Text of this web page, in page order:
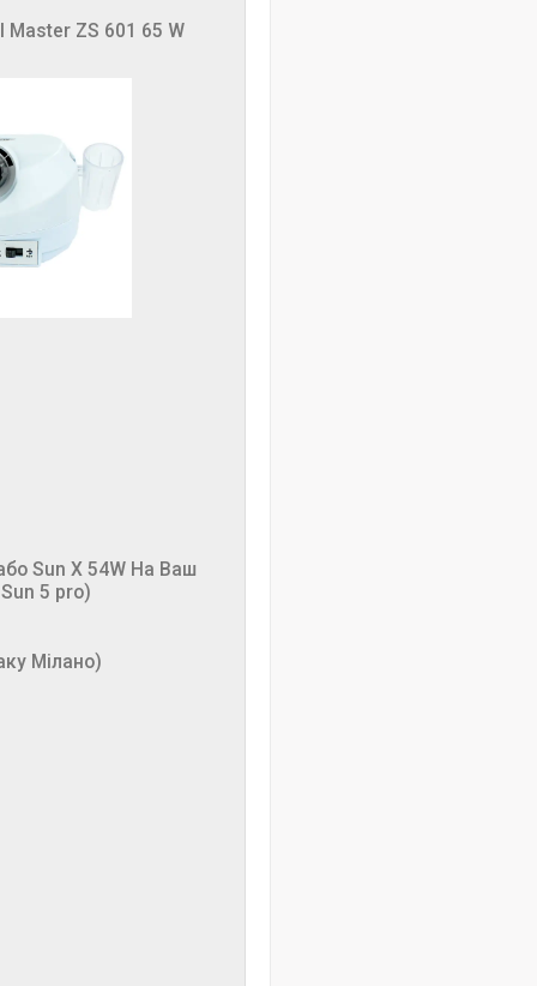
ZS 601 65 W
Sun X 54W На Ваш
5 pro)
Мілано)